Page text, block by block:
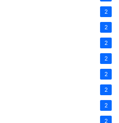
2
2
2
2
2
2
2
2